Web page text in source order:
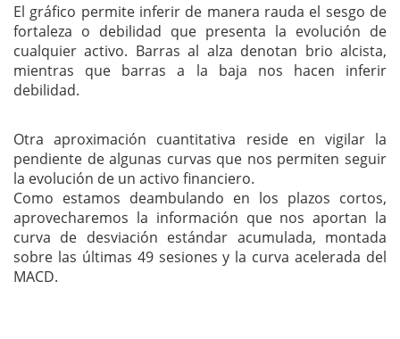
El gráfico permite inferir de manera rauda el sesgo de
fortaleza o debilidad que presenta la evolución de
cualquier activo. Barras al alza denotan brio alcista,
mientras que barras a la baja nos hacen inferir
debilidad.
Otra aproximación cuantitativa reside en vigilar la
pendiente de algunas curvas que nos permiten seguir
la evolución de un activo financiero.
Como estamos deambulando en los plazos cortos,
aprovecharemos la información que nos aportan la
curva de desviación estándar acumulada, montada
sobre las últimas 49 sesiones y la curva acelerada del
MACD.